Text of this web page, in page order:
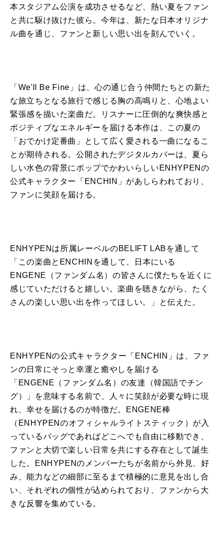
本スタジアム公演を成功させるなど、熱い夏をファン
と共に駆け抜けた彼ら。今年は、新たな日本オリジナ
ル曲を通じ、ファンと新しい思い出を刻んでいく。
「We'll Be Fine」は、心の通じ合う仲間たちとの新た
な旅立ちとなる旅行で感じる胸の高鳴りと、心地よい
緊張感を描いた楽曲だ。リスナーに圧倒的な爽快感と
ポジティブなエネルギーを届ける本作は、この夏の
「おでかけ定番曲」として広く愛される一曲になるこ
とが期待される。公開されたデジタルカバーは、夏ら
しい水色の背景にポップでかわいらしいENHYPENの
公式キャラクター「ENCHIN」があしらわれており、
ファンに笑顔を届ける。
ENHYPENは所属レーベルのBELIFT LABを通して
「この楽曲とENCHINを通して、日本にいる
ENGENE（ファンダム名）の皆さんに僕たちを近くに
感じていただけると嬉しい。楽曲を聴きながら、たく
さんの楽しい思い出を作ってほしい。」と伝えた。
ENHYPENの公式キャラクター「ENCHIN」は、ファ
ンの日常にそっと幸運と癒やしを届ける
「ENGENE（ファンダム名）の友達（韓国語でチン
グ）」を意味する名前で、人々に笑顔が必要な時に現
れ、幸せを届けるのが特徴だ。ENGENE棒
（ENHYPENのオフィシャルライトスティック）が入
っているバッグであればどこへでも自由に移動でき、
ファンと大切で楽しい日常を共にする存在として誕生
した。ENHYPENのメンバーたちが名前から外見、好
み、能力などの細部に至るまで積極的に意見を出し合
い、それぞれの個性が込められており、ファンから大
きな反響を集めている。